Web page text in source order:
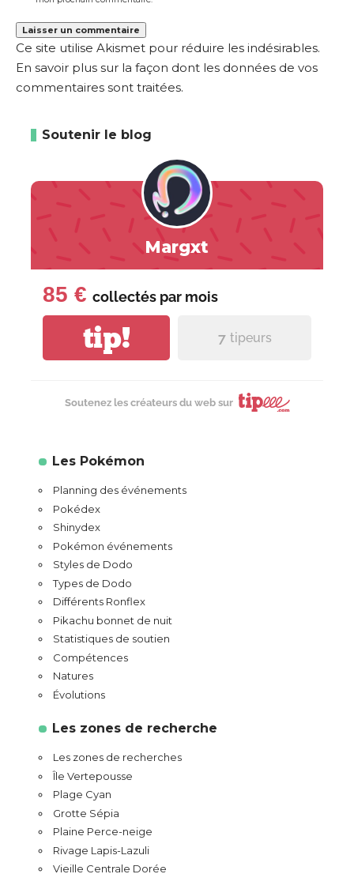
Ce site utilise Akismet pour réduire les indésirables.
En savoir plus sur la façon dont les données de vos
commentaires sont traitées.
Soutenir le blog
Margxt
85 € collectés par mois
tip! 7 tipeurs
Soutenez les créateurs du web sur
Les Pokémon
Planning des événements
Pokédex
Shinydex
Pokémon événements
Styles de Dodo
Types de Dodo
Différents Ronflex
Pikachu bonnet de nuit
Statistiques de soutien
Compétences
Natures
Évolutions
Les zones de recherche
Les zones de recherches
Île Vertepousse
Plage Cyan
Grotte Sépia
Plaine Perce-neige
Rivage Lapis-Lazuli
Vieille Centrale Dorée